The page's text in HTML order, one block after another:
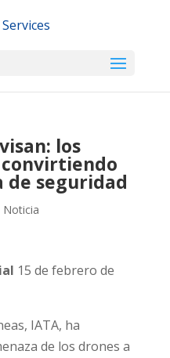
los
de seguridad
Noticia
15 de febrero de
IATA, ha
de los drones a